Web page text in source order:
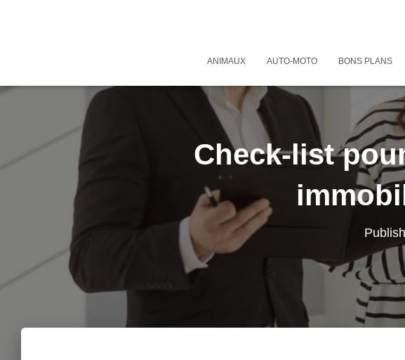
ANIMAUX AUTO-MOTO BONS PLANS
Check-list